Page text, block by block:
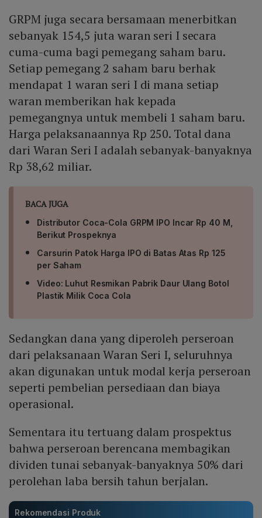
GRPM juga secara bersamaan menerbitkan
sebanyak 154,5 juta waran seri I secara
cuma-cuma bagi pemegang saham baru.
Setiap pemegang 2 saham baru berhak
mendapat 1 waran seri I di mana setiap
waran memberikan hak kepada
pemegangnya untuk membeli 1 saham baru.
Harga pelaksanaannya Rp 250. Total dana
dari Waran Seri I adalah sebanyak-banyaknya
Rp 38,62 miliar.
BACA JUGA
Distributor Coca-Cola GRPM IPO Incar Rp 40 M,
Berikut Prospeknya
Carsurin Patok Harga IPO di Batas Atas Rp 125
per Saham
Video: Luhut Resmikan Pabrik Daur Ulang Botol
Plastik Milik Coca Cola
Sedangkan dana yang diperoleh perseroan
dari pelaksanaan Waran Seri I, seluruhnya
akan digunakan untuk modal kerja perseroan
seperti pembelian persediaan dan biaya
operasional.
Sementara itu tertuang dalam prospektus
bahwa perseroan berencana membagikan
dividen tunai sebanyak-banyaknya 50% dari
perolehan laba bersih tahun berjalan.
Rekomendasi Produk